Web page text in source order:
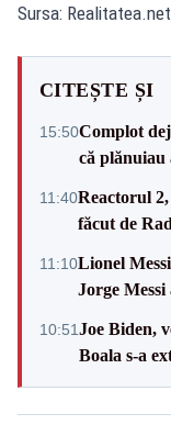
Sursa: Realitatea.net
CITEȘTE ȘI
15:50Complot
că plănuiau
11:40Reactorul
făcut de
11:10Lionel
Jorge Messi
10:51Joe Biden,
Boala s-a